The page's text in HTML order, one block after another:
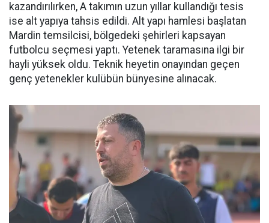
kazandırılırken, A takımın uzun yıllar kullandığı tesis
ise alt yapıya tahsis edildi. Alt yapı hamlesi başlatan
Mardin temsilcisi, bölgedeki şehirleri kapsayan
futbolcu seçmesi yaptı. Yetenek taramasına ilgi bir
hayli yüksek oldu. Teknik heyetin onayından geçen
genç yetenekler kulübün bünyesine alınacak.